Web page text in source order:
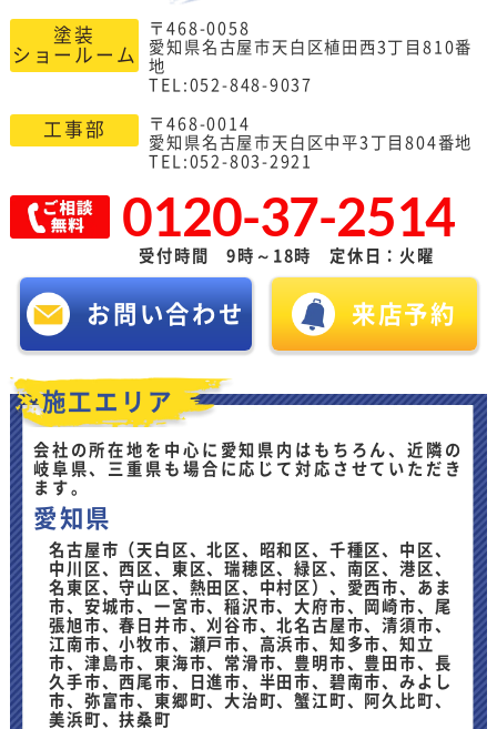
塗装
ショールーム
〒468-0058
愛知県名古屋市天白区植田西3丁目810番
地
TEL:052-848-9037
工事部
〒468-0014
愛知県名古屋市天白区中平3丁目804番地
TEL:052-803-2921
0120-37-2514
受付時間 9時～18時 定休日：火曜
お問い合わせ 来店予約
施工エリア
会社の所在地を中心に愛知県内はもちろん、近隣の
岐阜県、三重県も場合に応じて対応させていただき
ます。
愛知県
名古屋市（天白区、北区、昭和区、千種区、中区、
中川区、西区、東区、瑞穂区、緑区、南区、港区、
名東区、守山区、熱田区、中村区）、愛西市、あま
市、安城市、一宮市、稲沢市、大府市、岡崎市、尾
張旭市、春日井市、刈谷市、北名古屋市、清須市、
江南市、小牧市、瀬戸市、高浜市、知多市、知立
市、津島市、東海市、常滑市、豊明市、豊田市、長
久手市、西尾市、日進市、半田市、碧南市、みよし
市、弥富市、東郷町、大治町、蟹江町、阿久比町、
美浜町、扶桑町